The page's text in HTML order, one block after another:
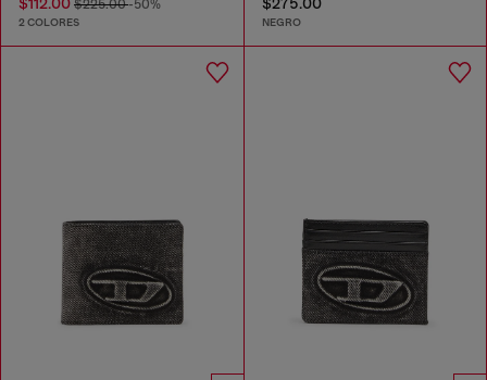
$225.00-50%
2 COLORES NEGRO